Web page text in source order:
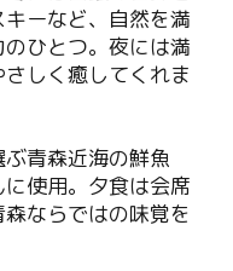
ーなど、自然を満
ひとつ。夜には満
しく癒してくれま
青森近海の鮮魚
使用。夕食は会席
ならではの味覚を